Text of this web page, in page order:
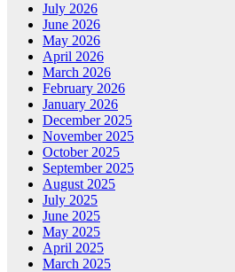
July 2026
June 2026
May 2026
April 2026
March 2026
February 2026
January 2026
December 2025
November 2025
October 2025
September 2025
August 2025
July 2025
June 2025
May 2025
April 2025
March 2025